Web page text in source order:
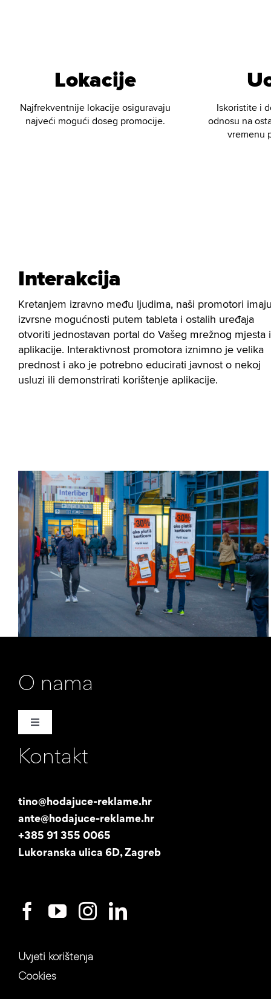
Lokacije
Najfrekventnije lokacije osiguravaju
najveći mogući doseg promocije.
Iskoristite i
odnosu na
vremenu
Interakcija
Kretanjem izravno među ljudima, naši promotori
izvrsne mogućnosti putem tableta i ostalih uređaja
otvoriti jednostavan portal do Vašeg mrežnog mjesta
aplikacije. Interaktivnost promotora iznimno je velika
prednost i ako je potrebno educirati javnost o nekoj
usluzi ili demonstrirati korištenje aplikacije.
O nama
Toggle
Naša priča
Studentski posao
Kontakt
tino@hodajuce-reklame.hr
ante@hodajuce-reklame.hr
+385 91 355 0065
Lukoranska ulica 6D, Zagreb
Uvjeti korištenja
Cookies